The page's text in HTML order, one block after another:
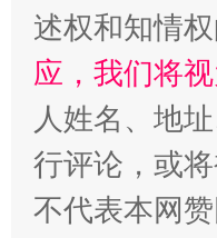
述权和知情权
应，我们将
人姓名、地
行评论，或
不代表本网